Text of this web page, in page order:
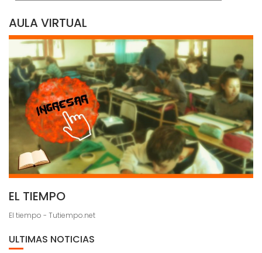
AULA VIRTUAL
EL TIEMPO
El tiempo - Tutiempo.net
ULTIMAS NOTICIAS